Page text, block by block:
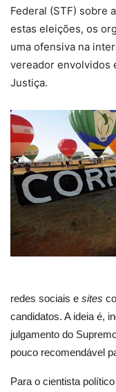
Federal (STF) sobre
estas eleições, os
uma ofensiva na
vereador envolvidos
Justiça.
redes sociais e sites
candidatos. A ideia é,
julgamento do
pouco recomendável
Para o cientista